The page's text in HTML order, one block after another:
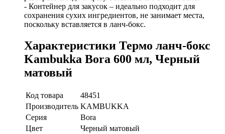
- Контейнер для закусок – идеально подходит для
сохранения сухих ингредиентов, не занимает места,
поскольку вставляется в ланч-бокс.
Характеристики Термо ланч-бокс
Kambukka Bora 600 мл, Черный
матовый
Код товара
48451
Производитель KAMBUKKA
Серия
Bora
Цвет
Черный матовый